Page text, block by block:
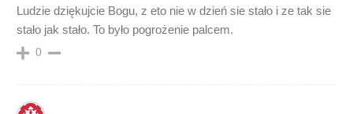
Ludzie dziękujcie Bogu, z eto nie w dzień sie stało i ze tak sie
stało jak stało. To było pogrożenie palcem.
0